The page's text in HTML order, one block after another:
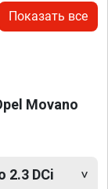
Показать все
Movano
2.3 DCi